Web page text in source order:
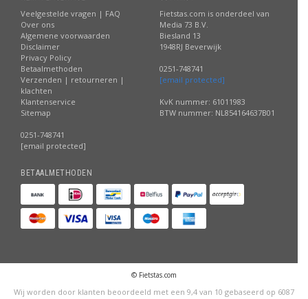
Veelgestelde vragen | FAQ
Over ons
Algemene voorwaarden
Disclaimer
Privacy Policy
Betaalmethoden
Verzenden | retourneren |
klachten
Klantenservice
Sitemap
0251-748741
[email protected]
Fietstas.com is onderdeel van
Media 73 B.V.
Biesland 13
1948RJ Beverwijk
0251-748741
[email protected]
KvK nummer: 61011983
BTW nummer: NL854164637B01
BETAALMETHODEN
© Fietstas.com
Wij worden door klanten beoordeeld met een 9,4 van 10 gebaseerd op 6087